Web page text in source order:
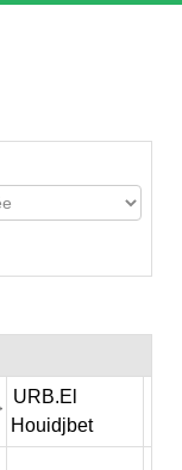
URB.El
Houidjbet